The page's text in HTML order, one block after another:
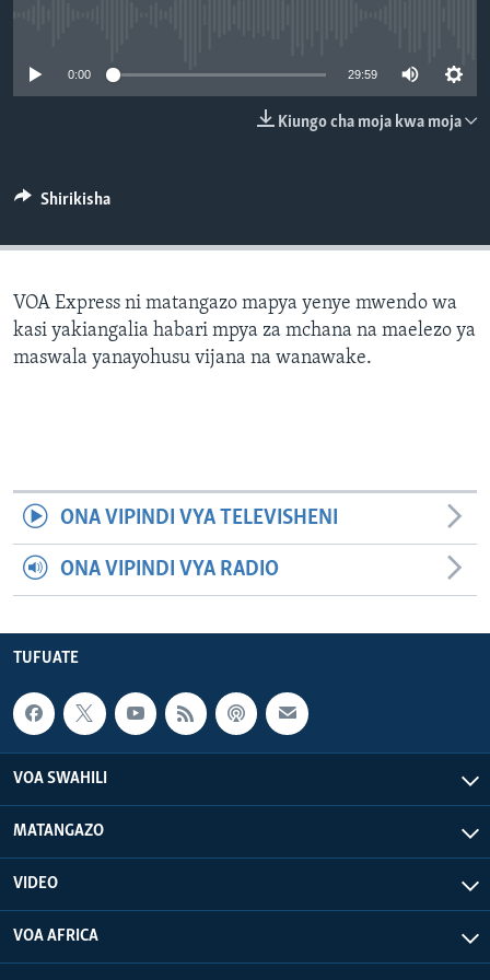
0:00 29:59
Kiungo cha moja kwa moja
Shirikisha
VOA Express ni matangazo mapya yenye mwendo wa
kasi yakiangalia habari mpya za mchana na maelezo ya
maswala yanayohusu vijana na wanawake.
ONA VIPINDI VYA TELEVISHENI
ONA VIPINDI VYA RADIO
TUFUATE
VOA SWAHILI
MATANGAZO
VIDEO
VOA AFRICA